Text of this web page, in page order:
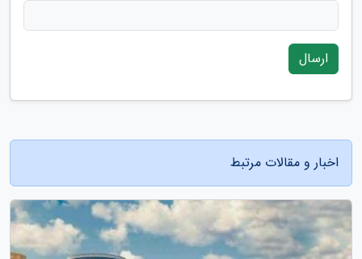
ارسال
اخبار و مقالات مرتبط